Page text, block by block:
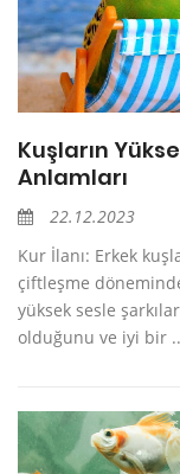
Kuşların
Anlamları
22.12.2023
Kur İlanı: Erkek
çiftleşme
yüksek sesle
olduğunu ve iyi bir